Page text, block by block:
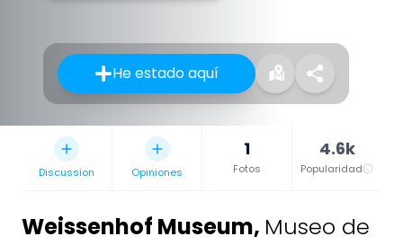
He estado aquí
Discussion Opiniones
1
Fotos
4.6k
Popularidad
Weissenhof Museum, Museo de